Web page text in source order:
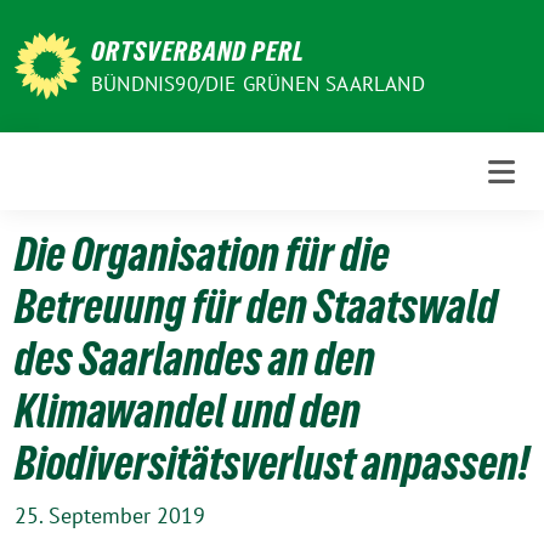
zum
Inhalt
ORTSVERBAND PERL
BÜNDNIS90/DIE GRÜNEN SAARLAND
Die Organisation für die
Betreuung für den Staatswald
des Saarlandes an den
Klimawandel und den
Biodiversitätsverlust anpassen!
25. September 2019